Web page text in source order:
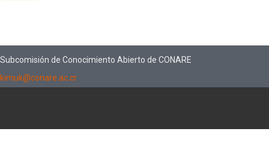
Subcomisión de Conocimiento Abierto de CONARE
kimuk@conare.ac.cr